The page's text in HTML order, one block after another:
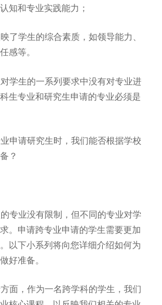
知和专业实践能力；
了学生的综合素质，如领导能力、
感等。
学生的一系列要求中没有对专业进
生专业和研究生申请的专业必须是
申请研究生时，我们能否根据学校
？
专业没有限制，但不同的专业对学
。申请跨专业申请的学生需要更加
以下小系列将向您详细介绍如何为
好准备。
面，作为一名跨学科的学生，我们